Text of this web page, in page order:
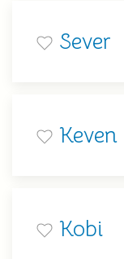
Sever
Keven
Kobi